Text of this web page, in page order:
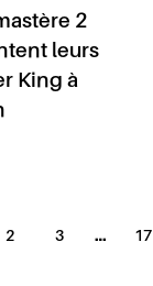
2
leurs
King à
2 3 … 17